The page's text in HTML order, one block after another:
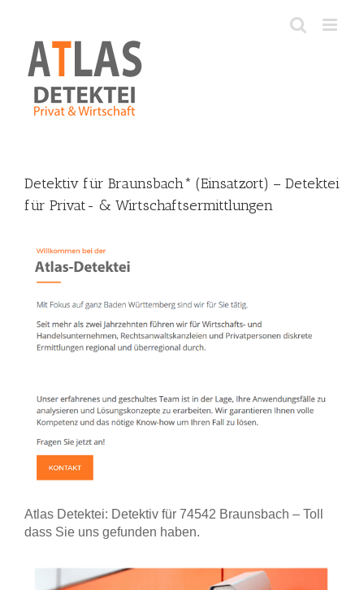
content
Detektiv für Braunsbach* (Einsatzort) – Detektei
für Privat- & Wirtschaftsermittlungen
Atlas Detektei: Detektiv für 74542 Braunsbach – Toll
dass Sie uns gefunden haben.